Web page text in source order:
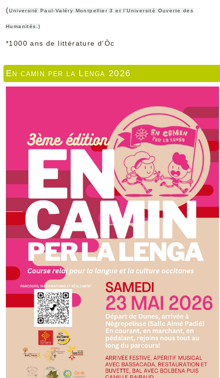
(Université Paul-Valéry Montpellier 3 et l'Université Ouverte des
Humanités.)
*1000 ans de littérature d'Òc
En camin per la Lenga 2026